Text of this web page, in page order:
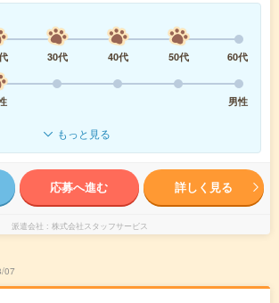
30代 40代 50代
60代
男性
もっと見る
応募へ進む 詳しく見る
派遣会社 株式会社スタッフサービス
07